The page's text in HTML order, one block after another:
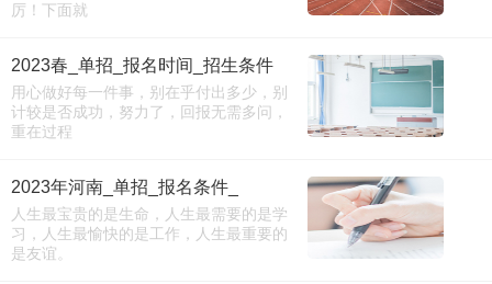
厉！下面就
2023春_单招_报名时间_招生条件
用心做好每一件事，别在乎付出多少，别
计较是否成功，努力了，回报无需多问，
重在过程
2023年河南_单招_报名条件_
人生最宝贵的是生命，人生最需要的是学
习，人生最愉快的是工作，人生最重要的
是友谊。